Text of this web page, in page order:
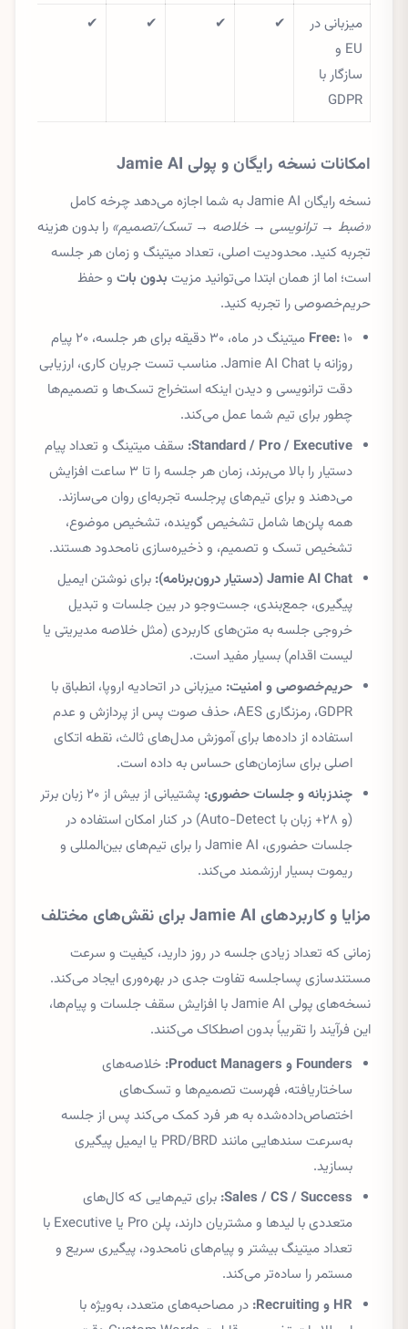
میزبانی در
EU و
سازگار با
GDPR
✔
✔
✔
✔
امکانات نسخه رایگان و پولی Jamie AI
نسخه رایگان Jamie AI به شما اجازه می‌دهد چرخه کامل
«ضبط → ترانویسی → خلاصه → تسک/تصمیم» را بدون هزینه
تجربه کنید. محدودیت اصلی، تعداد میتینگ و زمان هر جلسه
است؛ اما از همان ابتدا می‌توانید مزیت بدون بات و حفظ
حریم‌خصوصی را تجربه کنید.
Free:
۱۰ میتینگ در ماه، ۳۰ دقیقه برای هر جلسه، ۲۰ پیام
روزانه با Jamie AI Chat. مناسب تست جریان کاری، ارزیابی
دقت ترانویسی و دیدن اینکه استخراج تسک‌ها و تصمیم‌ها
چطور برای تیم شما عمل می‌کند.
Standard / Pro / Executive: سقف میتینگ و تعداد پیام
دستیار را بالا می‌برند، زمان هر جلسه را تا ۳ ساعت افزایش
می‌دهند و برای تیم‌های پرجلسه تجربه‌ای روان می‌سازند.
همه پلن‌ها شامل تشخیص گوینده، تشخیص موضوع،
تشخیص تسک و تصمیم، و ذخیره‌سازی نامحدود هستند.
Jamie AI Chat (دستیار درون‌برنامه):
برای نوشتن ایمیل
پیگیری، جمع‌بندی، جست‌وجو در بین جلسات و تبدیل
خروجی جلسه به متن‌های کاربردی (مثل خلاصه مدیریتی یا
لیست اقدام) بسیار مفید است.
حریم‌خصوصی و امنیت: میزبانی در اتحادیه اروپا، انطباق با
GDPR، رمزنگاری AES، حذف صوت پس از پردازش و عدم
استفاده از داده‌ها برای آموزش مدل‌های ثالث، نقطه اتکای
اصلی برای سازمان‌های حساس به داده است.
چندزبانه و جلسات حضوری:
پشتیبانی از بیش از ۲۰ زبان برتر
(و ۲۸+ زبان با Auto-Detect) در کنار امکان استفاده در
جلسات حضوری، Jamie AI را برای تیم‌های بین‌المللی و
ریموت بسیار ارزشمند می‌کند.
مزایا و کاربردهای Jamie AI برای نقش‌های مختلف
زمانی که تعداد زیادی جلسه در روز دارید، کیفیت و سرعت
مستندسازی پساجلسه تفاوت جدی در بهره‌وری ایجاد می‌کند.
نسخه‌های پولی Jamie AI با افزایش سقف جلسات و پیام‌ها،
این فرآیند را تقریباً بدون اصطکاک می‌کنند.
Founders و Product Managers:
خلاصه‌های
ساختاریافته، فهرست تصمیم‌ها و تسک‌های
اختصاص‌داده‌شده به هر فرد کمک می‌کند پس از جلسه
به‌سرعت سندهایی مانند PRD/BRD یا ایمیل پیگیری
بسازید.
Sales / CS / Success: برای تیم‌هایی که کال‌های
متعددی با لیدها و مشتریان دارند، پلن Pro یا Executive با
تعداد میتینگ بیشتر و پیام‌های نامحدود، پیگیری سریع و
مستمر را ساده‌تر می‌کند.
HR و Recruiting:
در مصاحبه‌های متعدد، به‌ویژه با